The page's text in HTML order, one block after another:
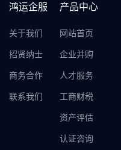
鸿运企服
关于我们
招贤纳士
商务合作
联系我们
产品中心
网站首页
企业并购
人才服务
工商财税
资产评估
认证咨询